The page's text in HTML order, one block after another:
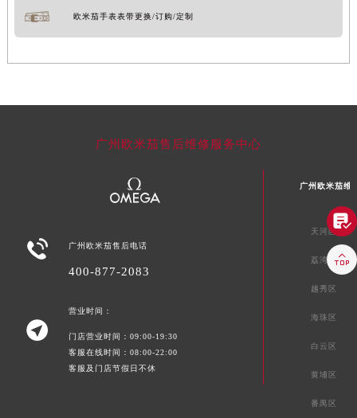
欧米茄手表表带更换/订购/定制
广州欧米茄售后维修服务中心
 广州欧米茄售后电话
400-877-2083

营业时间：
门店营业时间：09:00-19:30
客服在线时间：08:00-22:00
客服及门店节假日不休
广州欧米茄维
天河区
荔湾区
越秀区
海珠区
白云区
黄埔区
番禺区

